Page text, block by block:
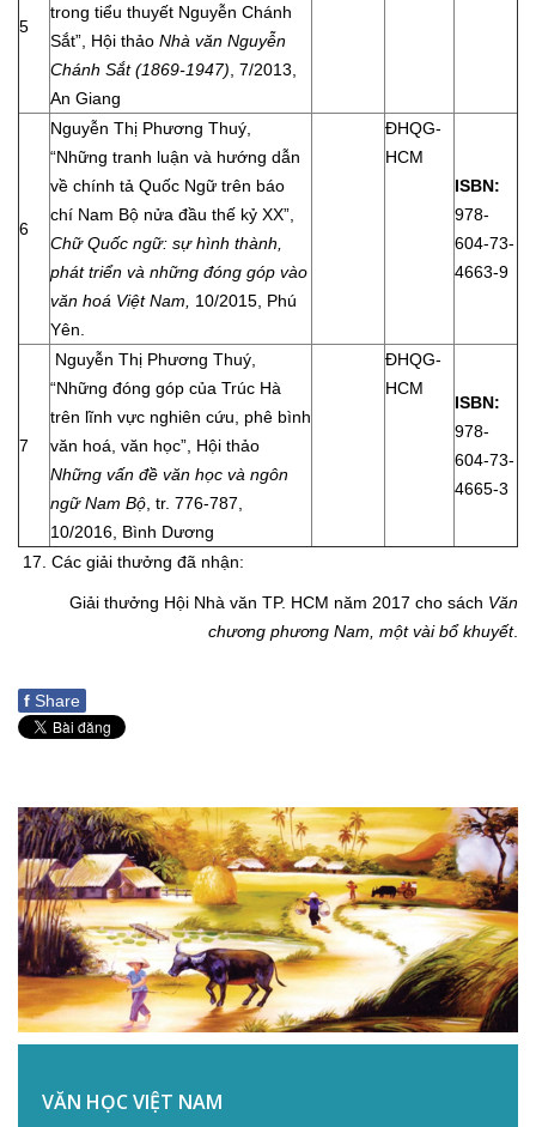
5
trong tiểu thuyết Nguyễn Chánh
Sắt”, Hội thảo Nhà văn Nguyễn
Chánh Sắt (1869-1947) , 7/2013,
An Giang
6
Nguyễn Thị Phương Thuý,
“Những tranh luận và hướng dẫn
về chính tả Quốc Ngữ trên báo
chí Nam Bộ nửa đầu thế kỷ XX”,
Chữ Quốc ngữ: sự hình thành,
phát triển và những đóng góp vào
văn hoá Việt Nam, 10/2015, Phú
Yên.
ĐHQG-
HCM
ISBN:
978-
604-73-
4663-9
7
Nguyễn Thị Phương Thuý,
“Những đóng góp của Trúc Hà
trên lĩnh vực nghiên cứu, phê bình
văn hoá, văn học”, Hội thảo
Những vấn đề văn học và ngôn
ngữ Nam Bộ , tr. 776-787,
10/2016, Bình Dương
ĐHQG-
HCM
ISBN:
978-
604-73-
4665-3
17. Các giải thưởng đã nhận:
Giải thưởng Hội Nhà văn TP. HCM năm 2017 cho sách Văn
chương phương Nam, một vài bổ khuyết.
f Share
VĂN HỌC VIỆT NAM